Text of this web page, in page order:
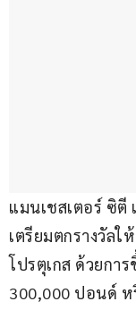
แมนเชสเตอร์ ซิตี
เตรียมตกรางวัล
โปรตุเกส ด้วยกา
300,000 ปอนด์